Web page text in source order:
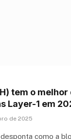
tem o
Layer-1 em
de 2025
como a